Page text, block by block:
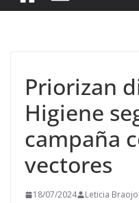
Priorizan
Higiene
campaña
vectores
18/07/2024 Leticia